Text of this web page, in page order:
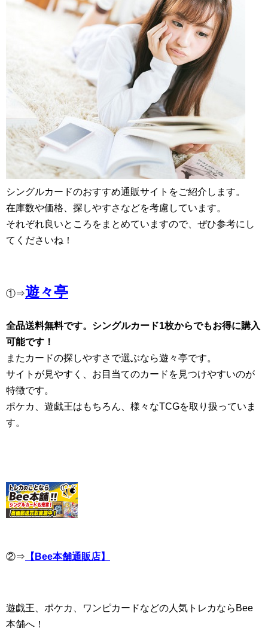
シングルカードのおすすめ通販サイトをご紹介します。
在庫数や価格、探しやすさなどを考慮しています。
それぞれ良いところをまとめていますので、ぜひ参考にし
てくださいね！
①⇒遊々亭
全品送料無料です。シングルカード1枚からでもお得に購入
可能です！
またカードの探しやすさで選ぶなら遊々亭です。
サイトが見やすく、お目当てのカードを見つけやすいのが
特徴です。
ポケカ、遊戯王はもちろん、様々なTCGを取り扱っていま
す。
②⇒ 【Bee本舗通販店】
遊戯王、ポケカ、ワンピカードなどの人気トレカならBee
本舗へ！